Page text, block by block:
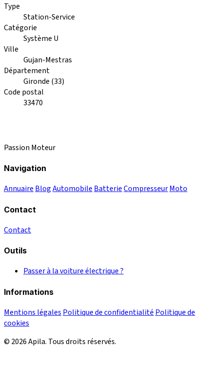
Type
Station-Service
Catégorie
Système U
Ville
Gujan-Mestras
Département
Gironde (33)
Code postal
33470
Passion Moteur
Navigation
Annuaire BlogAutomobile BatterieCompresseurMoto
Contact
Contact
Outils
Passer à la voiture électrique ?
Informations
Mentions légales Politique de confidentialité Politique de
cookies
© 2026 Apila. Tous droits réservés.